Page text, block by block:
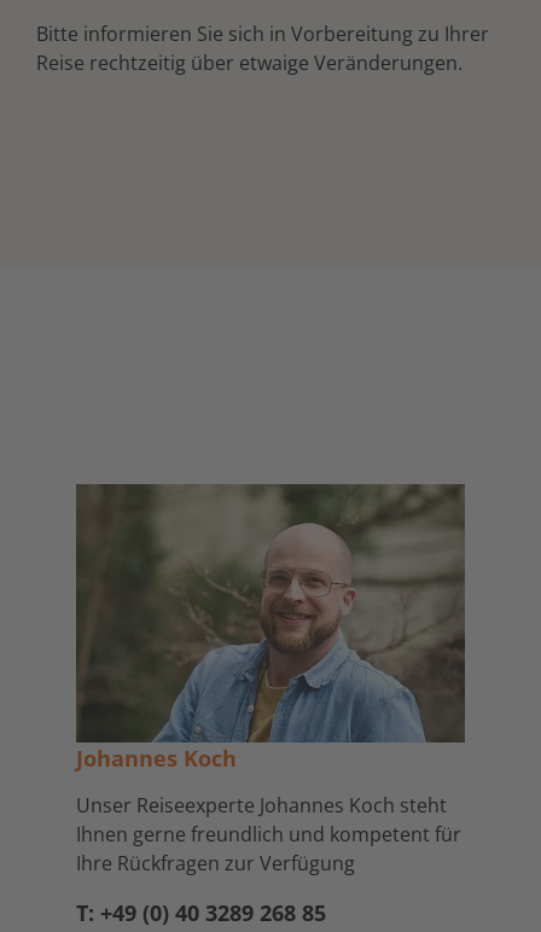
Bitte informieren Sie sich in Vorbereitung zu Ihrer
Reise rechtzeitig über etwaige Veränderungen.
Johannes Koch
Unser Reiseexperte Johannes Koch steht
Ihnen gerne freundlich und kompetent für
Ihre Rückfragen zur Verfügung
T: +49 (0) 40 3289 268 85